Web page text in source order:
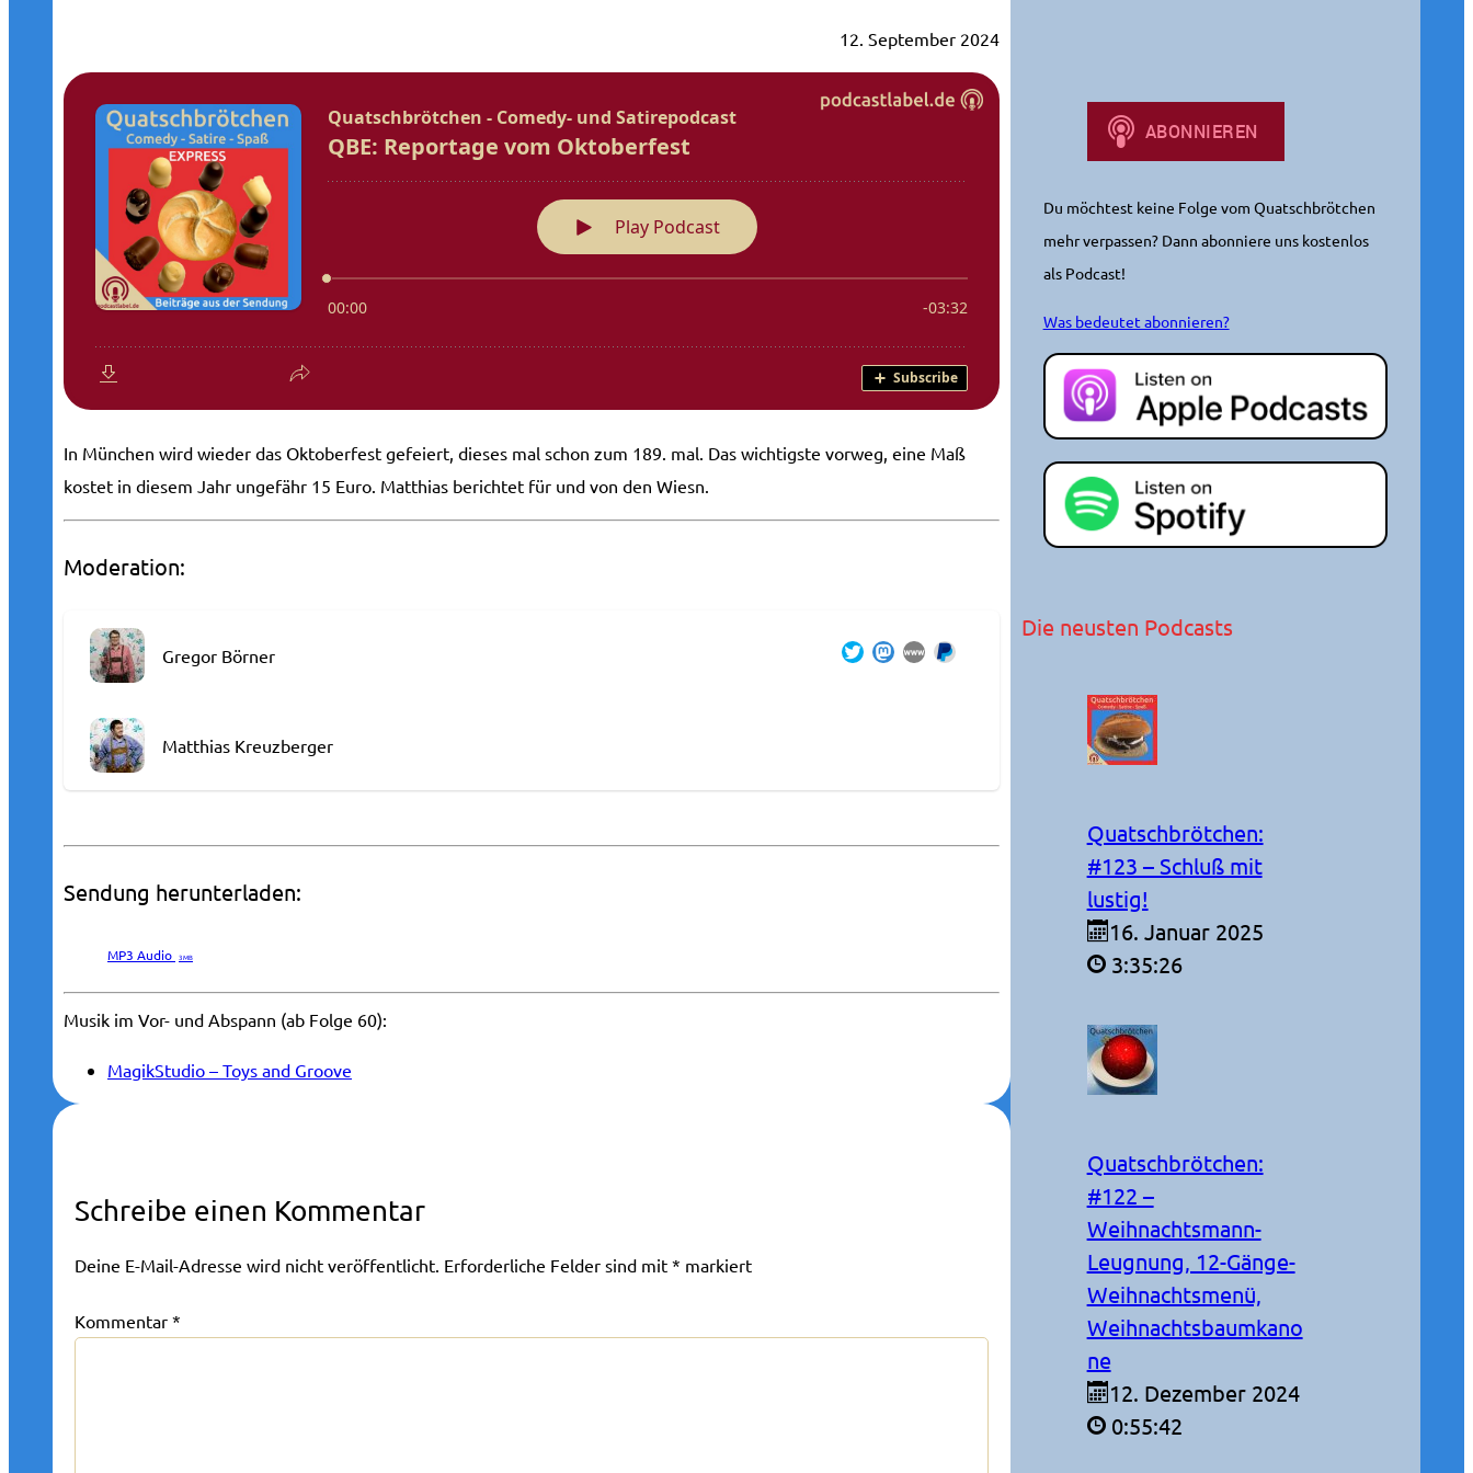
12. September 2024
In München wird wieder das Oktoberfest gefeiert, dieses mal schon zum 189. mal. Das wichtigste vorweg, eine Maß
kostet in diesem Jahr ungefähr 15 Euro. Matthias berichtet für und von den Wiesn.
Moderation:
Gregor Börner
Matthias Kreuzberger
Sendung herunterladen:
MP3 Audio 3 MB
Musik im Vor- und Abspann (ab Folge 60):
MagikStudio – Toys and Groove
Schreibe einen Kommentar
Deine E-Mail-Adresse wird nicht veröffentlicht. Erforderliche Felder sind mit * markiert
Kommentar *
Du möchtest keine Folge vom Quatschbrötchen
mehr verpassen? Dann abonniere uns kostenlos
als Podcast!
Was bedeutet abonnieren?
Die neusten Podcasts
Quatschbrötchen:
#123 – Schluß mit
lustig!
16. Januar 2025
3:35:26
Quatschbrötchen:
#122 –
Weihnachtsmann-
Leugnung, 12-Gänge-
Weihnachtsmenü,
Weihnachtsbaumkano
ne
12. Dezember 2024
0:55:42